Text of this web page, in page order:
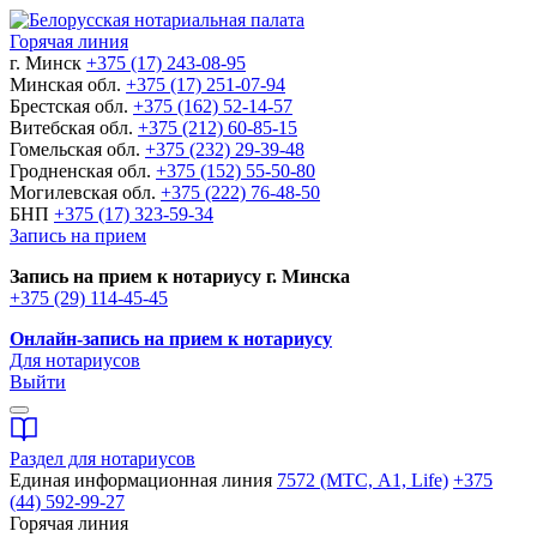
Горячая линия
г. Минск +375 (17) 243-08-95
Минская обл. +375 (17) 251-07-94
Брестская обл. +375 (162) 52-14-57
Витебская обл. +375 (212) 60-85-15
Гомельская обл. +375 (232) 29-39-48
Гродненская обл. +375 (152) 55-50-80
Могилевская обл. +375 (222) 76-48-50
БНП +375 (17) 323-59-34
Запись на прием
Запись на прием к нотариусу г. Минска
+375 (29) 114-45-45
Онлайн-запись на прием к нотариусу
Для нотариусов
Выйти
Раздел для нотариусов
Единая информационная линия 7572 (МТС, A1, Life) +375
(44) 592-99-27
Горячая линия